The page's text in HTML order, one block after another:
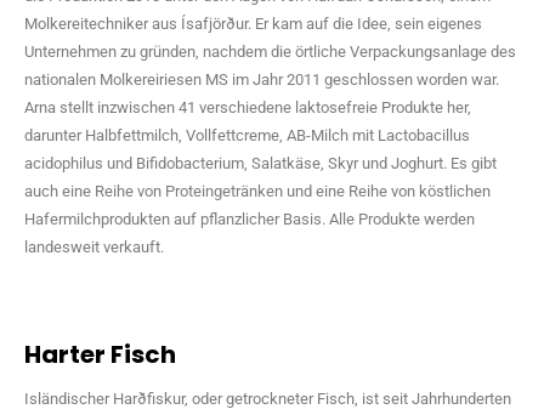
Molkereitechniker aus Ísafjörður. Er kam auf die Idee, sein eigenes
Unternehmen zu gründen, nachdem die örtliche Verpackungsanlage des
nationalen Molkereiriesen MS im Jahr 2011 geschlossen worden war.
Arna stellt inzwischen 41 verschiedene laktosefreie Produkte her,
darunter Halbfettmilch, Vollfettcreme, AB-Milch mit Lactobacillus
acidophilus und Bifidobacterium, Salatkäse, Skyr und Joghurt. Es gibt
auch eine Reihe von Proteingetränken und eine Reihe von köstlichen
Hafermilchprodukten auf pflanzlicher Basis. Alle Produkte werden
landesweit verkauft.
Harter Fisch
Isländischer Harðfiskur, oder getrockneter Fisch, ist seit Jahrhunderten